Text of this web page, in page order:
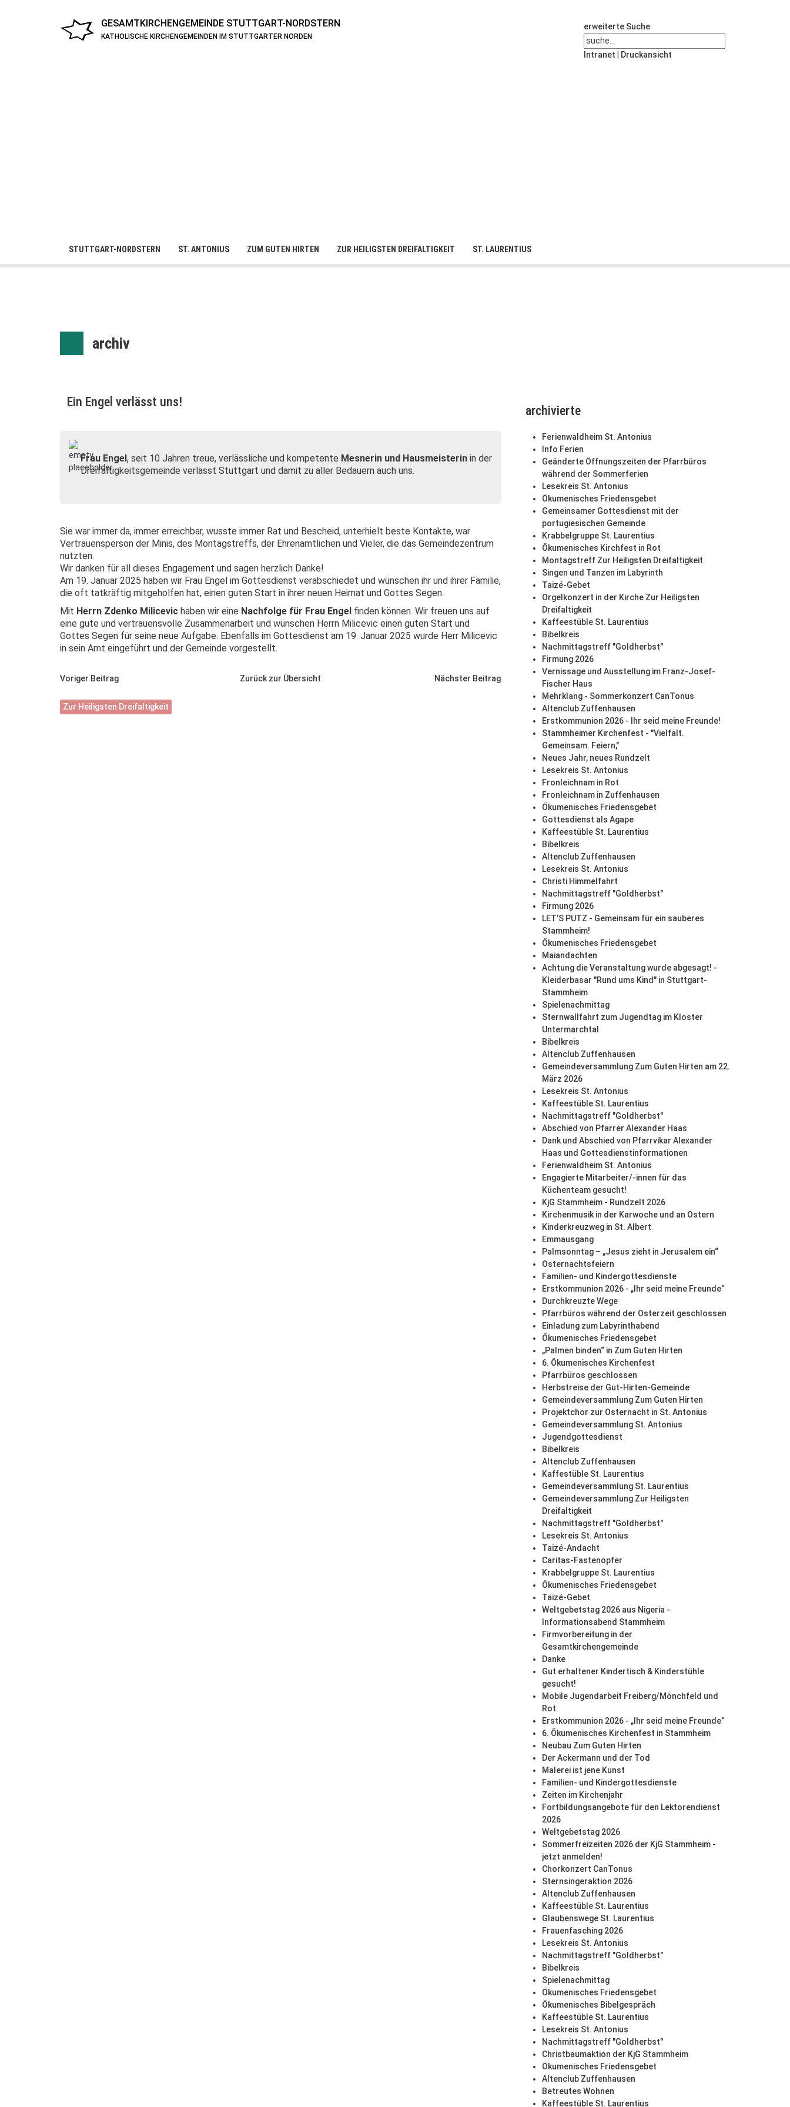
GESAMTKIRCHENGEMEINDE STUTTGART-NORDSTERN
KATHOLISCHE KIRCHENGEMEINDEN IM STUTTGARTER NORDEN
erweiterte Suche
Intranet Druckansicht
STUTTGART-NORDSTERN ST. ANTONIUS ZUM GUTEN HIRTEN ZUR HEILIGSTEN DREIFALTIGKEIT ST. LAURENTIUS
archiv
Ein Engel verlässt uns!
Frau Engel, seit 10 Jahren treue, verlässliche und kompetente Mesnerin und Hausmeisterin in der
Dreifaltigkeitsgemeinde verlässt Stuttgart und damit zu aller Bedauern auch uns.
Sie war immer da, immer erreichbar, wusste immer Rat und Bescheid, unterhielt beste Kontakte, war
Vertrauensperson der Minis, des Montagstreffs, der Ehrenamtlichen und Vieler, die das Gemeindezentrum
nutzten.
Wir danken für all dieses Engagement und sagen herzlich Danke!
Am 19. Januar 2025 haben wir Frau Engel im Gottesdienst verabschiedet und wünschen ihr und ihrer Familie,
die oft tatkräftig mitgeholfen hat, einen guten Start in ihrer neuen Heimat und Gottes Segen.
Mit Herrn Zdenko Milicevic haben wir eine Nachfolge für Frau Engel finden können. Wir freuen uns auf
eine gute und vertrauensvolle Zusammenarbeit und wünschen Herrn Milicevic einen guten Start und
Gottes Segen für seine neue Aufgabe. Ebenfalls im Gottesdienst am 19. Januar 2025 wurde Herr Milicevic
in sein Amt eingeführt und der Gemeinde vorgestellt.
Voriger Beitrag Zurück zur Übersicht Nächster Beitrag
Zur Heiligsten Dreifaltigkeit
archivierte
Ferienwaldheim St. Antonius
Info Ferien
Geänderte Öffnungszeiten der Pfarrbüros
während der Sommerferien
Lesekreis St. Antonius
Ökumenisches Friedensgebet
Gemeinsamer Gottesdienst mit der
portugiesischen Gemeinde
Krabbelgruppe St. Laurentius
Ökumenisches Kirchfest in Rot
Montagstreff Zur Heiligsten Dreifaltigkeit
Singen und Tanzen im Labyrinth
Taizé-Gebet
Orgelkonzert in der Kirche Zur Heiligsten
Dreifaltigkeit
Kaffeestüble St. Laurentius
Bibelkreis
Nachmittagstreff "Goldherbst"
Firmung 2026
Vernissage und Ausstellung im Franz-Josef-
Fischer Haus
Mehrklang - Sommerkonzert CanTonus
Altenclub Zuffenhausen
Erstkommunion 2026 - Ihr seid meine Freunde!
Stammheimer Kirchenfest - "Vielfalt.
Gemeinsam. Feiern,"
Neues Jahr, neues Rundzelt
Lesekreis St. Antonius
Fronleichnam in Rot
Fronleichnam in Zuffenhausen
Ökumenisches Friedensgebet
Gottesdienst als Agape
Kaffeestüble St. Laurentius
Bibelkreis
Altenclub Zuffenhausen
Lesekreis St. Antonius
Christi Himmelfahrt
Nachmittagstreff "Goldherbst"
Firmung 2026
LET’S PUTZ - Gemeinsam für ein sauberes
Stammheim!
Ökumenisches Friedensgebet
Maiandachten
Achtung die Veranstaltung wurde abgesagt! -
Kleiderbasar "Rund ums Kind" in Stuttgart-
Stammheim
Spielenachmittag
Sternwallfahrt zum Jugendtag im Kloster
Untermarchtal
Bibelkreis
Altenclub Zuffenhausen
Gemeindeversammlung Zum Guten Hirten am 22.
März 2026
Lesekreis St. Antonius
Kaffeestüble St. Laurentius
Nachmittagstreff "Goldherbst"
Abschied von Pfarrer Alexander Haas
Dank und Abschied von Pfarrvikar Alexander
Haas und Gottesdienstinformationen
Ferienwaldheim St. Antonius
Engagierte Mitarbeiter/-innen für das
Küchenteam gesucht!
KjG Stammheim - Rundzelt 2026
Kirchenmusik in der Karwoche und an Ostern
Kinderkreuzweg in St. Albert
Emmausgang
Palmsonntag – „Jesus zieht in Jerusalem ein“
Osternachtsfeiern
Familien- und Kindergottesdienste
Erstkommunion 2026 - „Ihr seid meine Freunde“
Durchkreuzte Wege
Pfarrbüros während der Osterzeit geschlossen
Einladung zum Labyrinthabend
Ökumenisches Friedensgebet
„Palmen binden“ in Zum Guten Hirten
6. Ökumenisches Kirchenfest
Pfarrbüros geschlossen
Herbstreise der Gut-Hirten-Gemeinde
Gemeindeversammlung Zum Guten Hirten
Projektchor zur Osternacht in St. Antonius
Gemeindeversammlung St. Antonius
Jugendgottesdienst
Bibelkreis
Altenclub Zuffenhausen
Kaffestüble St. Laurentius
Gemeindeversammlung St. Laurentius
Gemeindeversammlung Zur Heiligsten
Dreifaltigkeit
Nachmittagstreff "Goldherbst"
Lesekreis St. Antonius
Taizé-Andacht
Caritas-Fastenopfer
Krabbelgruppe St. Laurentius
Ökumenisches Friedensgebet
Taizé-Gebet
Weltgebetstag 2026 aus Nigeria -
Informationsabend Stammheim
Firmvorbereitung in der
Gesamtkirchengemeinde
Danke
Gut erhaltener Kindertisch & Kinderstühle
gesucht!
Mobile Jugendarbeit Freiberg/Mönchfeld und
Rot
Erstkommunion 2026 - „Ihr seid meine Freunde“
6. Ökumenisches Kirchenfest in Stammheim
Neubau Zum Guten Hirten
Der Ackermann und der Tod
Malerei ist jene Kunst
Familien- und Kindergottesdienste
Zeiten im Kirchenjahr
Fortbildungsangebote für den Lektorendienst
2026
Weltgebetstag 2026
Sommerfreizeiten 2026 der KjG Stammheim -
jetzt anmelden!
Chorkonzert CanTonus
Sternsingeraktion 2026
Altenclub Zuffenhausen
Kaffeestüble St. Laurentius
Glaubenswege St. Laurentius
Frauenfasching 2026
Lesekreis St. Antonius
Nachmittagstreff "Goldherbst"
Bibelkreis
Spielenachmittag
Ökumenisches Friedensgebet
Ökumenisches Bibelgespräch
Kaffeestüble St. Laurentius
Lesekreis St. Antonius
Nachmittagstreff "Goldherbst"
Christbaumaktion der KjG Stammheim
Ökumenisches Friedensgebet
Altenclub Zuffenhausen
Betreutes Wohnen
Kaffeestüble St. Laurentius